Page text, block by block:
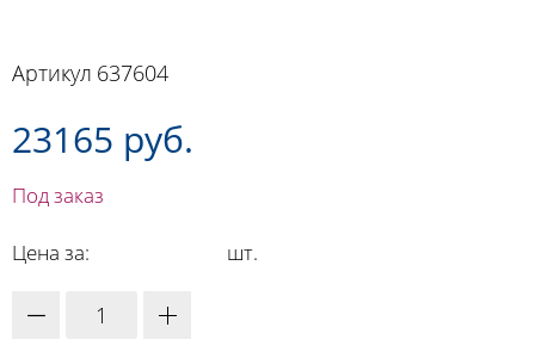
Артикул 637604
23165 руб.
Под заказ
Цена за: шт.